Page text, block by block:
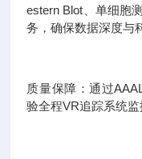
estern Blot、单细胞
务，确保数据深度与
质量保障：通过
验全程VR追踪系统监